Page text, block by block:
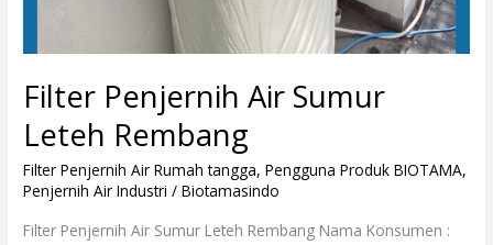
Filter Penjernih Air Sumur
Leteh Rembang
Filter Penjernih Air Rumah tangga,Pengguna Produk BIOTAMA,
Penjernih Air Industri /Biotamasindo
Filter Penjernih Air Sumur Leteh Rembang Nama Konsumen :